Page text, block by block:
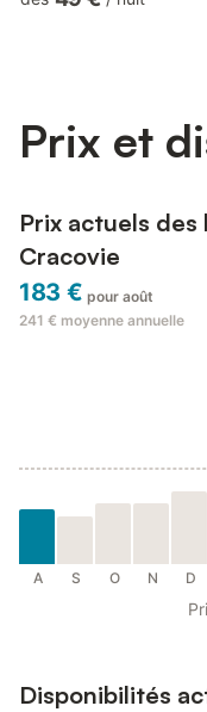
make it easy to
Prix et
Prix actuels des
Cracovie
183 € pour août
241 € moyenne annuelle
A S O N D
Disponibilités